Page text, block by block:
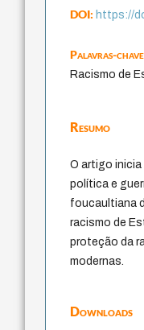
DOI:https://
Palavras-
Racismo de
Resumo
O artigo
política e
foucaultiana
racismo de
proteção da
modernas.
Downloads